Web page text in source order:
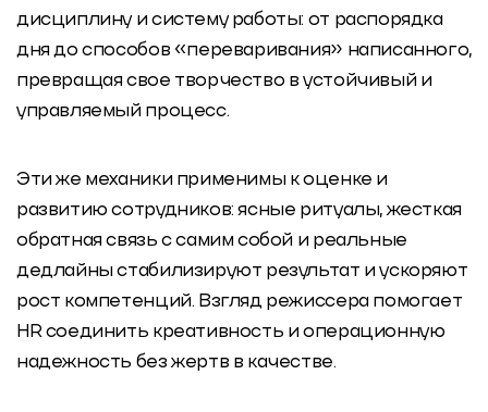
дисциплину и систему работы: от распорядка
дня до способов «переваривания» написанного,
превращая свое творчество в устойчивый и
управляемый процесс.
Эти же механики применимы к оценке и
развитию сотрудников: ясные ритуалы, жесткая
обратная связь с самим собой и реальные
дедлайны стабилизируют результат и ускоряют
рост компетенций. Взгляд режиссера помогает
HR соединить креативность и операционную
надежность без жертв в качестве.